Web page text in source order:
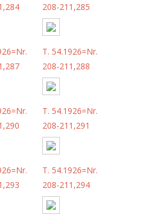
208-211,285
T. 54.1926=Nr.
208-211,288
T. 54.1926=Nr.
208-211,291
T. 54.1926=Nr.
208-211,294